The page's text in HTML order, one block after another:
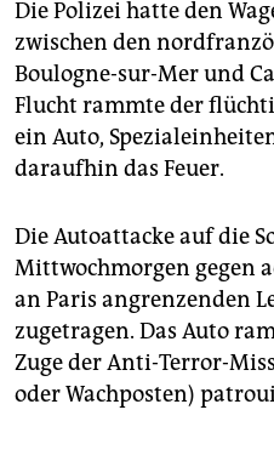
Die Polizei hatte den
zwischen den
Boulogne-sur-Mer und
Flucht rammte der
ein Auto,
daraufhin das Feuer.
Die Autoattacke auf die
Mittwochmorgen gegen
an Paris angrenzenden
zugetragen. Das Auto
Zuge der Anti-Terror-
oder Wachposten)